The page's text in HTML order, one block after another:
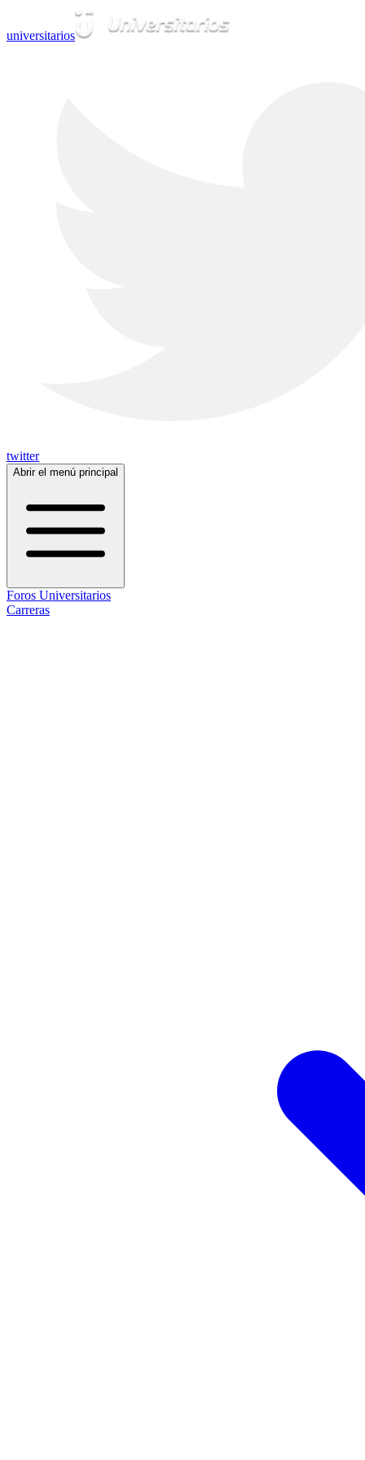
universitarios
twitter
Abrir el menú principal
Foros Universitarios
Carreras